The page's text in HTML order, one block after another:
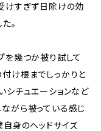
けすぎず日除けの効
。
を幾つか被り試して
け根までしっかりと
シチュエーションなど
がら被っている感じ
自身のヘッドサイズ